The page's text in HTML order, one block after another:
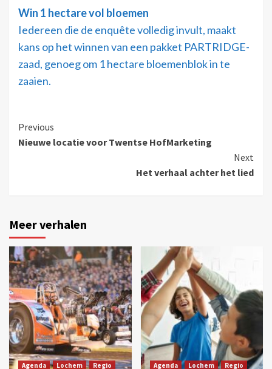
Win 1 hectare vol bloemen
Iedereen die de enquête volledig invult, maakt
kans op het winnen van een pakket PARTRIDGE-
zaad, genoeg om 1 hectare bloemenblok in te
zaaien.
Previous
Nieuwe locatie voor Twentse HofMarketing
Next
Het verhaal achter het lied
Meer verhalen
Agenda Lochem Regio Agenda Lochem Regio